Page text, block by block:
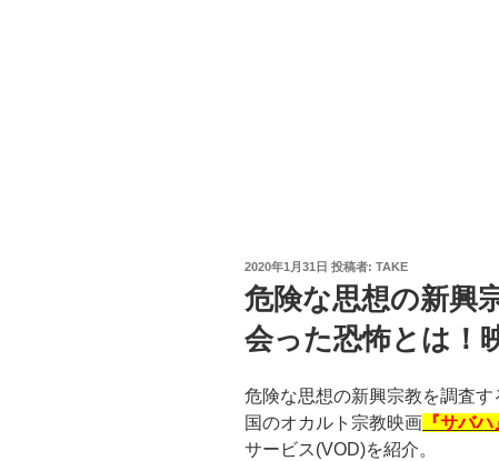
投
稿
日:
2020年1月31日 投稿者: TAKE
危険な思想の新興
会った恐怖とは！
危険な思想の新興宗教を調査
国のオカルト宗教映画 『サバハ
サービス(VOD)を紹介。